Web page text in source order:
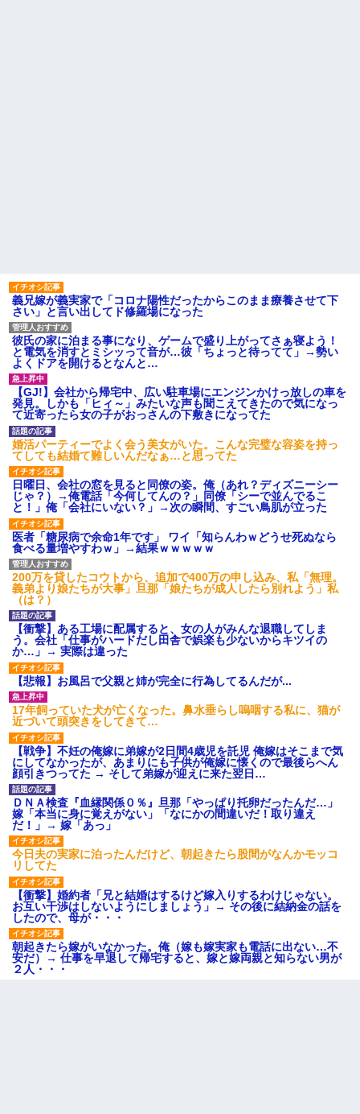
私「初めて飲む味だけどなん
のお茶？」彼「ちっ！」私「」
【GIF】JSのカンチョーワロ
タ
後続車にクラクションを鳴ら
され彼氏が逆切れ。「何クラク
ション鳴らしてんだ！降りてこ
いよ！」と怒鳴りだし...
【衝撃】報酬100万円超の治験
募集がこちらｗｗｗｗｗ(※画像
あり)
【ネット騒然】惨殺されたタ
ワマン頂き女子のこの動画、す
げえええええｗｗｗｗｗｗｗｗ
ｗｗｗ
【愕然】白のクラウン俺氏、
高速道路左車線を制限速度で走
った結果wwwwwwwwwwww
百年の恋12-899 食べた量を
張り合ってくる
【悲報】佐藤輝明・・・２軍
でも盛大にやらかす←あまり悲
しませないでくれ
義兄嫁が義実家で「コロナ陽性だったからこのまま療養させて下
さい」と言い出してド修羅場になった
彼氏の家に泊まる事になり、ゲームで盛り上がってさぁ寝よう！
と電気を消すとミシッって音が…彼「ちょっと待ってて」→勢い
よくドアを開けるとなんと…
【GJ!】会社から帰宅中、広い駐車場にエンジンかけっ放しの車を
発見。しかも「ヒィ～」みたいな声も聞こえてきたので気になっ
て近寄ったら女の子がおっさんの下敷きになってた
婚活パーティーでよく会う美女がいた。こんな完璧な容姿を持っ
てしても結婚て難しいんだなぁ…と思ってた
日曜日、会社の窓を見ると同僚の姿。俺（あれ？ディズニーシー
じゃ？）→俺電話「今何してんの？」同僚「シーで並んでるこ
と！」俺「会社にいない？」→次の瞬間、すごい鳥肌が立った
医者「糖尿病で余命1年です」 ワイ「知らんわｗどうせ死ぬなら
食べる量増やすわｗ」→結果ｗｗｗｗｗ
200万を貸したコウトから、追加で400万の申し込み、私「無理。
義弟より娘たちが大事」旦那「娘たちが成人したら別れよう」私
（は？）
【衝撃】ある工場に配属すると、女の人がみんな退職してしま
う。会社「仕事がハードだし田舎で娯楽も少ないからキツイの
か…」→ 実際は違った
【悲報】お風呂で父親と姉が完全に行為してるんだが...
17年飼っていた犬が亡くなった。鼻水垂らし嗚咽する私に、猫が
近づいて頭突きをしてきて…
【戦争】不妊の俺嫁に弟嫁が2日間4歳児を託児 俺嫁はそこまで気
にしてなかったが、あまりにも子供が俺嫁に懐くので最後らへん
顔引きつってた → そして弟嫁が迎えに来た翌日…
ＤＮＡ検査『血縁関係０％』旦那「やっぱり托卵だったんだ…」
嫁「本当に身に覚えがない」「なにかの間違いだ！取り違え
だ！」→ 嫁「あっ」
今日夫の実家に泊ったんだけど、朝起きたら股間がなんかモッコ
リしてた
【衝撃】婚約者「兄と結婚はするけど嫁入りするわけじゃない。
お互い干渉はしないようにしましょう」→ その後に結納金の話を
したので、母が・・・
朝起きたら嫁がいなかった。俺（嫁も嫁実家も電話に出ない…不
安だ）→ 仕事を早退して帰宅すると、嫁と嫁両親と知らない男が
２人・・・